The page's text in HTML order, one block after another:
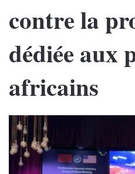
contre la
dédiée aux
africains